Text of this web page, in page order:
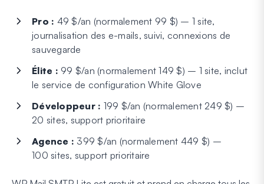
Pro : 49 $/an (normalement 99 $) – 1 site,
journalisation des e-mails, suivi, connexions de
sauvegarde
Élite : 99 $/an (normalement 149 $) – 1 site, inclut
le service de configuration White Glove
Développeur : 199 $/an (normalement 249 $) –
20 sites, support prioritaire
Agence : 399 $/an (normalement 449 $) –
100 sites, support prioritaire